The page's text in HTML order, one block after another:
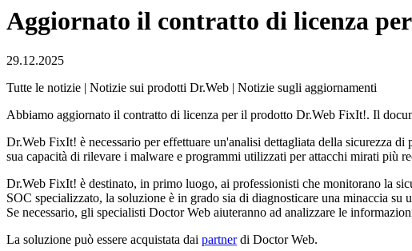
Aggiornato il contratto di licenza
29.12.2025
Tutte le notizie | Notizie sui prodotti Dr.Web | Notizie sugli aggiornamenti
Abbiamo aggiornato il contratto di licenza per il prodotto Dr.Web FixIt!. Il
Dr.Web FixIt! è necessario per effettuare un'analisi dettagliata della sicurezza
sua capacità di rilevare i malware e programmi utilizzati per attacchi mirati più
Dr.Web FixIt! è destinato, in primo luogo, ai professionisti che monitorano la
SOC specializzato, la soluzione è in grado sia di diagnosticare una minaccia
Se necessario, gli specialisti Doctor Web aiuteranno ad analizzare le
La soluzione può essere acquistata dai partnerdi Doctor Web.